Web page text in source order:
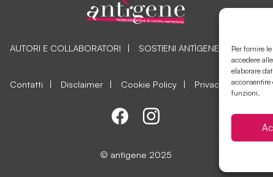
Per fornire
accedere
elaborare
funzioni.
AUTORI E COLLABORATORI SOSTIENI ANTÌGENE
Contatti Disclaimer Cookie Policy Privacy Policy
© antìgene 2025